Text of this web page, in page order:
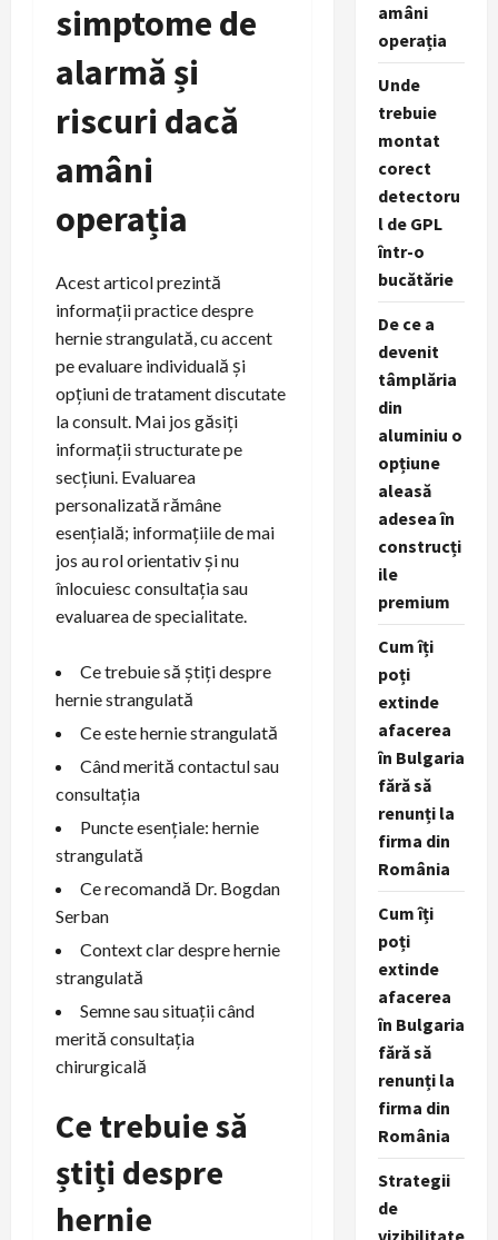
simptome de
alarmă și
riscuri dacă
amâni
operația
Acest articol prezintă
informații practice despre
hernie strangulată, cu accent
pe evaluare individuală și
opțiuni de tratament discutate
la consult. Mai jos găsiți
informații structurate pe
secțiuni. Evaluarea
personalizată rămâne
esențială; informațiile de mai
jos au rol orientativ și nu
înlocuiesc consultația sau
evaluarea de specialitate.
Ce trebuie să știți despre
hernie strangulată
Ce este hernie strangulată
Când merită contactul sau
consultația
Puncte esențiale: hernie
strangulată
Ce recomandă Dr. Bogdan
Serban
Context clar despre hernie
strangulată
Semne sau situații când
merită consultația
chirurgicală
Ce trebuie să
știți despre
hernie
amâni
operația
Unde
trebuie
montat
corect
detectoru
l de GPL
într-o
bucătărie
De ce a
devenit
tâmplăria
din
aluminiu o
opțiune
aleasă
adesea în
construcți
ile
premium
Cum îți
poți
extinde
afacerea
în Bulgaria
fără să
renunți la
firma din
România
Cum îți
poți
extinde
afacerea
în Bulgaria
fără să
renunți la
firma din
România
Strategii
de
vizibilitate